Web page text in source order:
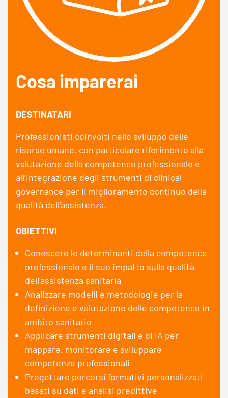
Cosa imparerai
DESTINATARI
Professionisti coinvolti nello sviluppo delle
risorse umane, con particolare riferimento alla
valutazione della competence professionale e
all’integrazione degli strumenti di clinical
governance per il miglioramento continuo della
qualità dell’assistenza.
OBIETTIVI
Conoscere le determinanti della competence
professionale e il suo impatto sulla qualità
dell'assistenza sanitaria
Analizzare modelli e metodologie per la
definizione e valutazione delle competence in
ambito sanitario
Applicare strumenti digitali e di IA per
mappare, monitorare e sviluppare
competenze professionali
Progettare percorsi formativi personalizzati
basati su dati e analisi predittive